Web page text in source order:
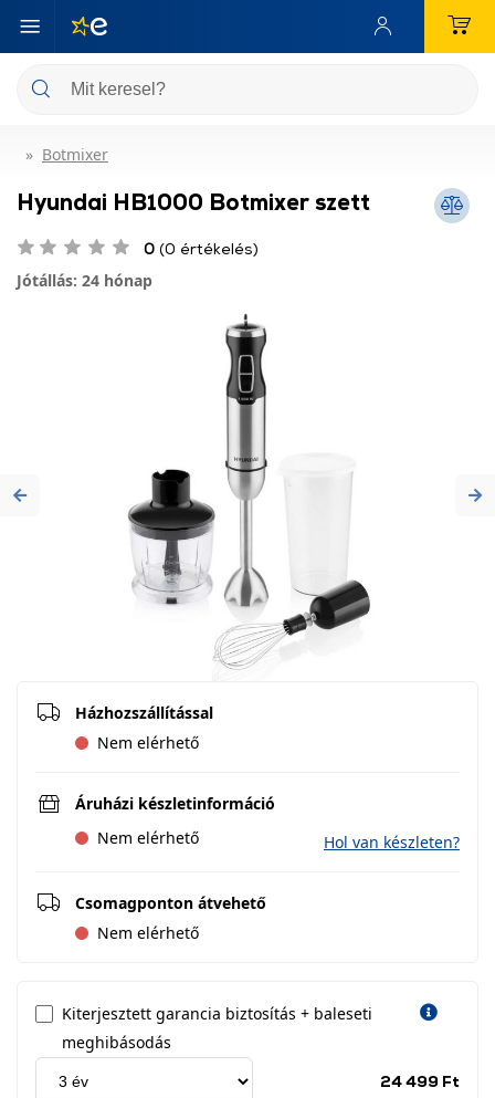
Botmixer
Hyundai HB1000 Botmixer szett
0 (0 értékelés)
Jótállás: 24 hónap
Previous
Házhozszállítással
Nem elérhető
Áruházi készletinformáció
Nem elérhető
Hol van készleten?
Csomagponton átvehető
Nem elérhető
Kiterjesztett garancia biztosítás + baleseti
meghibásodás
24 499 Ft